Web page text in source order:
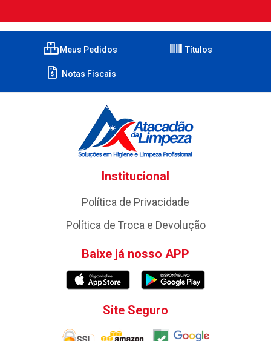
Meus Pedidos Títulos
Notas Fiscais
Institucional
Política de Privacidade
Política de Troca e Devolução
Baixe já nosso APP
Site Seguro